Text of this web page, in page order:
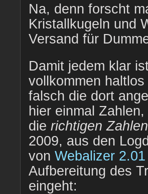
Na, denn forscht
Kristallkugeln und
Versand für
Damit jedem klar
vollkommen
falsch die dort
hier einmal
die richtigen Zahlen
2009, aus den
von Webalizer 2.01
Aufbereitung des
eingeht: